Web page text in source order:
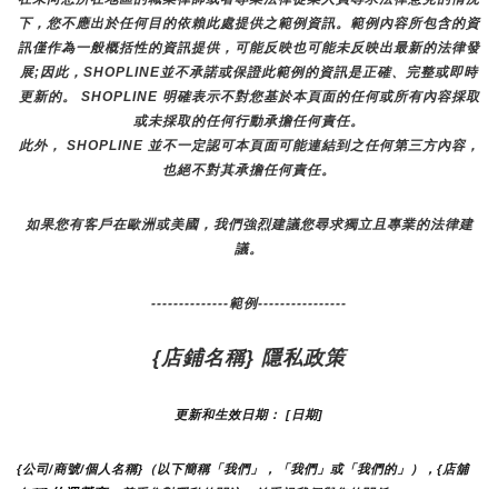
下，您不應出於任何目的依賴此處提供之範例資訊。範例內容所包含的資
訊僅作為一般概括性的資訊提供，可能反映也可能未反映出最新的法律發
展;因此，SHOPLINE並不承諾或保證此範例的資訊是正確、完整或即時
更新的。 SHOPLINE 明確表示不對您基於本頁面的任何或所有內容採取
或未採取的任何行動承擔任何責任。
此外， SHOPLINE 並不一定認可本頁面可能連結到之任何第三方內容，
也絕不對其承擔任何責任。
如果您有客戶在歐洲或美國，我們強烈建議您尋求獨立且專業的法律建
議。
--------------範例----------------
{店鋪名稱} 隱私政策
更新和生效日期： [日期]
{公司/商號/個人名稱}（以下簡稱「我們」，「我們」或「我們的」），{店舖